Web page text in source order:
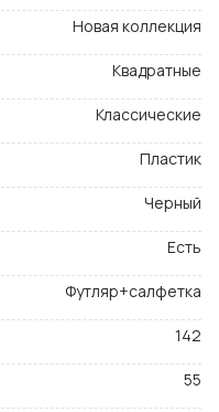
Новая коллекция
Квадратные
Классические
Пластик
Черный
Есть
Футляр+салфетка
142
55